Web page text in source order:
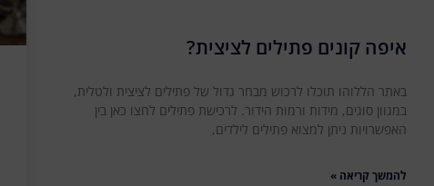
איפה קונים פתילים לציצית?
באתר הללוהו תוכלו לרכוש מבחר גדול של פתילים לציצית ולטלית,
במגוון סוגים, מידות ורמות הידור. לרכישת פתילים לחצו כאן בין
האפשרויות ניתן למצוא פתילים לילדים,
להמשך קריאה »